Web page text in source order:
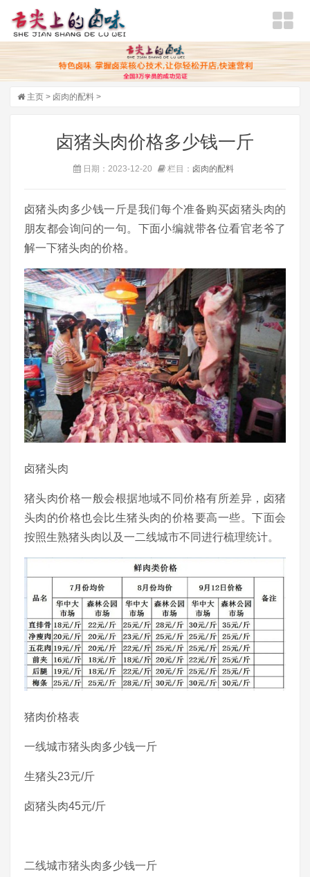
主页 > 卤肉的配料 >
卤猪头肉价格多少钱一斤
日期：2023-12-20 栏目： 卤肉的配料
卤猪头肉多少钱一斤是我们每个准备购买卤猪头肉的
朋友都会询问的一句。下面小编就带各位看官老爷了
解一下猪头肉的价格。
卤猪头肉
猪头肉价格一般会根据地域不同价格有所差异，卤猪
头肉的价格也会比生猪头肉的价格要高一些。下面会
按照生熟猪头肉以及一二线城市不同进行梳理统计。
猪肉价格表
一线城市猪头肉多少钱一斤
生猪头23元/斤
卤猪头肉45元/斤
二线城市猪头肉多少钱一斤